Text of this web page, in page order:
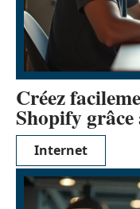
Créez
Shopify grâce
Internet